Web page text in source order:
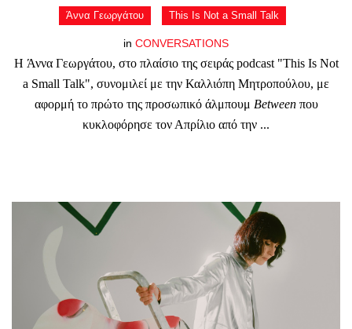
Άννα Γεωργάτου This Is Not a Small Talk
in CONVERSATIONS
Η Άννα Γεωργάτου, στο πλαίσιο της σειράς podcast "This Is Not
a Small Talk", συνομιλεί με την Καλλιόπη Μητροπούλου, με
αφορμή το πρώτο της προσωπικό άλμπουμ Between που
κυκλοφόρησε τον Απρίλιο από την ...